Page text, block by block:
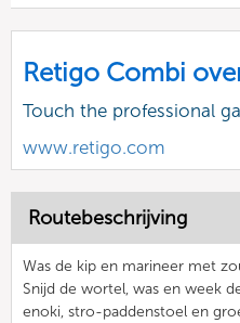
Retigo Combi
Touch the professional
www.retigo.com
Routebeschrijving
Was de kip en marineer met
Snijd de wortel, was en week
enoki, stro-paddenstoel en